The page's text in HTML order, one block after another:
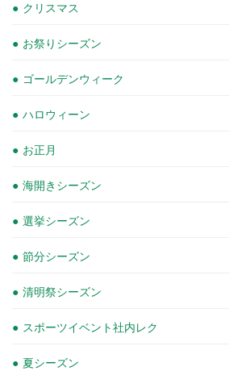
クリスマス
お祭りシーズン
ゴールデンウィーク
ハロウィーン
お正月
海開きシーズン
選挙シーズン
節分シーズン
清明祭シーズン
スポーツイベント社内レク
夏シーズン